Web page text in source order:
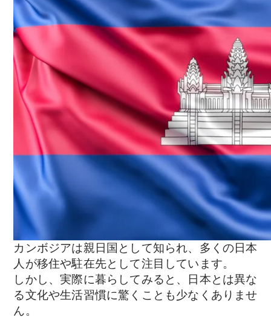
カンボジアは親日国として知られ、多くの日本
人が移住や駐在先として注目しています。
しかし、実際に暮らしてみると、日本とは異な
る文化や生活習慣に驚くことも少なくありませ
ん。